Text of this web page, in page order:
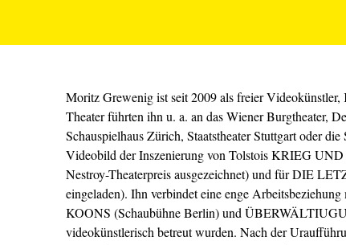
Moritz Grewenig ist seit 2009 als freier
Theater führten ihn u. a. an das Wiener Burgtheater,
Schauspielhaus Zürich, Staatstheater Stuttgart oder
Videobild der Inszenierung von Tolstois KRIEG
Nestroy-Theaterpreis ausgezeichnet) und für DIE
eingeladen). Ihn verbindet eine enge
KOONS (Schaubühne Berlin) und
videokünstlerisch betreut wurden. Nach der